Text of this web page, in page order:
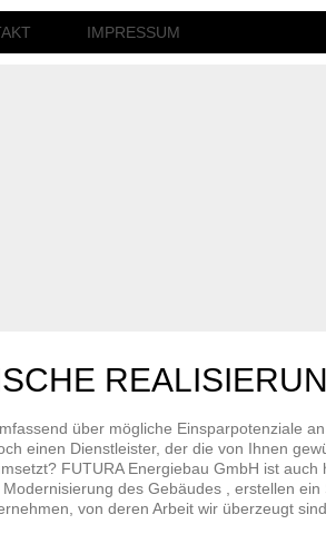
IMPRESSUM
über mögliche Einsparpotenziale
einen Dienstleister, der die von Ihnen
FUTURA Energiebau GmbH ist
des Gebäudes , erstellen
von deren Arbeit wir überzeugt sind.